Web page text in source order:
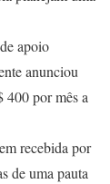
apoio
anunciou
400 por mês a
recebida por
de uma pauta